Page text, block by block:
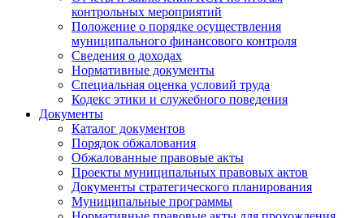
контрольных мероприятий
Положение о порядке осуществления
муниципального финансового контроля
Сведения о доходах
Нормативные документы
Специальная оценка условий труда
Кодекс этики и служебного поведения
Документы
Каталог документов
Порядок обжалования
Обжалованные правовые акты
Проекты муниципальных правовых актов
Документы стратегического планирования
Муниципальные программы